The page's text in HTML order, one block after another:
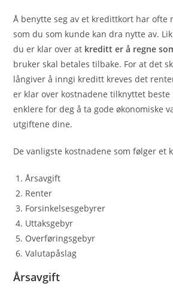
Å benytte seg av et kredittkort har ofte
som du som kunde kan dra nytte av.
du er klar over at kreditt er å regne
bruker skal betales tilbake. For at det
långiver å inngi kreditt kreves det
er klar over kostnadene tilknyttet
enklere for deg å ta gode økonomiske
utgiftene dine.
De vanligste kostnadene som følger et
Årsavgift
Renter
Forsinkelsesgebyrer
Uttaksgebyr
Overføringsgebyr
Valutapåslag
Årsavgift